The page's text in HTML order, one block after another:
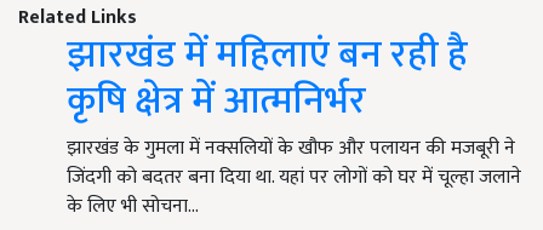
Related Links
झारखंड में महिलाएं बन रही है
कृषि क्षेत्र में आत्मनिर्भर
झारखंड के गुमला में नक्सलियों के खौफ और पलायन की मजबूरी ने
जिंदगी को बदतर बना दिया था. यहां पर लोगों को घर में चूल्हा जलाने
के लिए भी सोचना…